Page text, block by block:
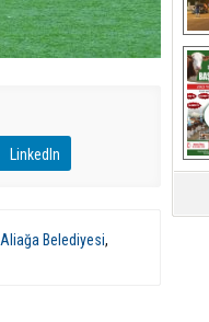
LinkedIn
Aliağa Belediyesi,